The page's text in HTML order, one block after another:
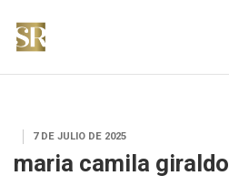
7 DE JULIO DE 2025
maria camila giraldo